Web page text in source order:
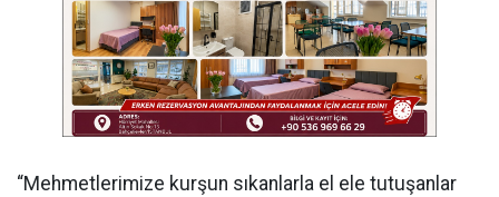
“Mehmetlerimize kurşun sıkanlarla el ele tutuşanlar